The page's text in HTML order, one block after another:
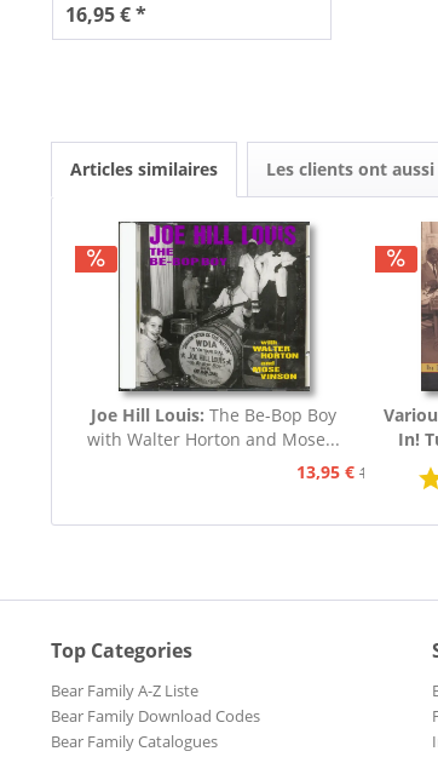
16,95 € *
Articles similaires Les clients ont
Joe Hill Louis: The Be-Bop Boy
with Walter Horton and Mose...
13,95 € 15,95 €
In!
Top Categories
Bear Family A-Z Liste
Bear Family Download Codes
Bear Family Catalogues